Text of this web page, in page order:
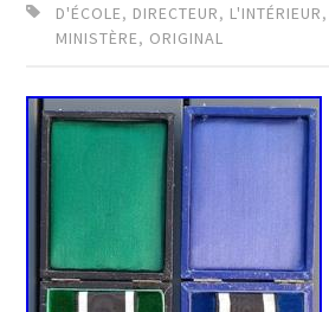
D'ÉCOLE, DIRECTEUR, L'INTÉRIEUR,
MINISTÈRE, ORIGINAL